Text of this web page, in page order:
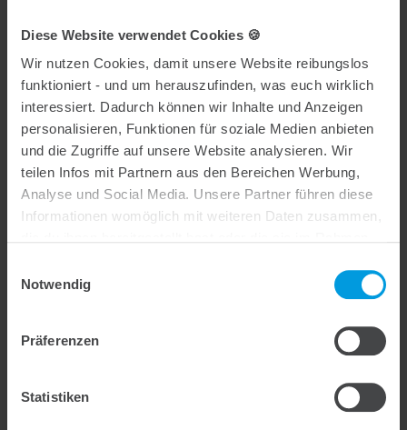
Diese Website verwendet Cookies 🍪
Wir nutzen Cookies, damit unsere Website reibungslos
funktioniert - und um herauszufinden, was euch wirklich
interessiert. Dadurch können wir Inhalte und Anzeigen
personalisieren, Funktionen für soziale Medien anbieten
und die Zugriffe auf unsere Website analysieren. Wir
teilen Infos mit Partnern aus den Bereichen Werbung,
Analyse und Social Media. Unsere Partner führen diese
Informationen womöglich mit weiteren Daten zusammen,
Notwendig
Präferenzen
Statistiken
Lehrgangsinhalt:
Allgemeine Verkehrssicherungspflicht
Rechtliche Grundlage (BayStrWG, FStrG)
Verkehrssicherungspflicht Straßenbaulastträger
Verkehrssicherungspflicht an Straßen, Radwegen,
Brücken, Feld- und Waldwegen
Verkehrssicherungspflicht und Zuständigkeit –
Beschilderung (Rechtliche Grundlage)
Verkehrssicherungspflicht Winterdienst
Verkehrssicherungspflicht Bäume
Für wen ist dieser Kurs?
Euer Wunschtermin oder Wunschort ist nicht dabei? – Kein